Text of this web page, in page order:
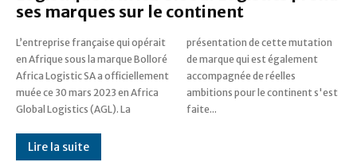
ses marques sur le continent
L’entreprise française qui opérait
en Afrique sous la marque Bolloré
Africa Logistic SA a officiellement
muée ce 30 mars 2023 en Africa
Global Logistics (AGL). La
présentation de cette mutation
de marque qui est également
accompagnée de réelles
ambitions pour le continent s'est
faite...
Lire la suite